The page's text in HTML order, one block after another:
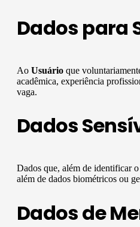
Dados para
Ao Usuário que
acadêmica, experiência
vaga.
Dados
Dados que, além de identificar o
além de dados biométricos ou
Dados de